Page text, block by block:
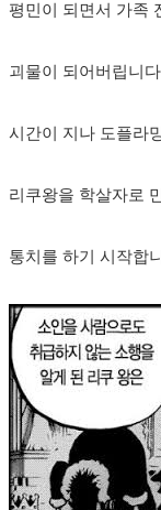
평민이 되면서 가족
괴물이 되어버립니
시간이 지나 도플라
리쿠왕을 학살자로
통치를 하기 시작합